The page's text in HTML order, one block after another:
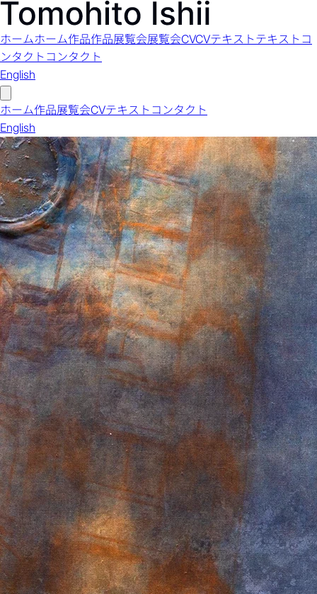
ホームホーム作品作品展覧会展覧会CVCVテキストテキスト コ
ンタクト コンタクト
English
ホーム作品展覧会CVテキスト コンタクト
English